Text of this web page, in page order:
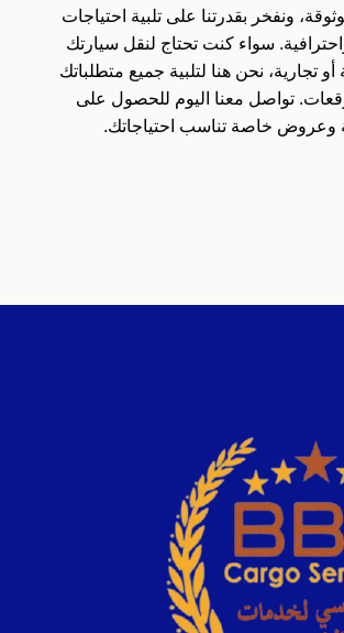
ونفخر بقدرتنا على تلبية احتياجات
سواء كنت تحتاج لنقل سيارتك
تجارية، نحن هنا لتلبية جميع متطلباتك
تواصل معنا اليوم للحصول على
وعروض خاصة تناسب احتياجاتك.